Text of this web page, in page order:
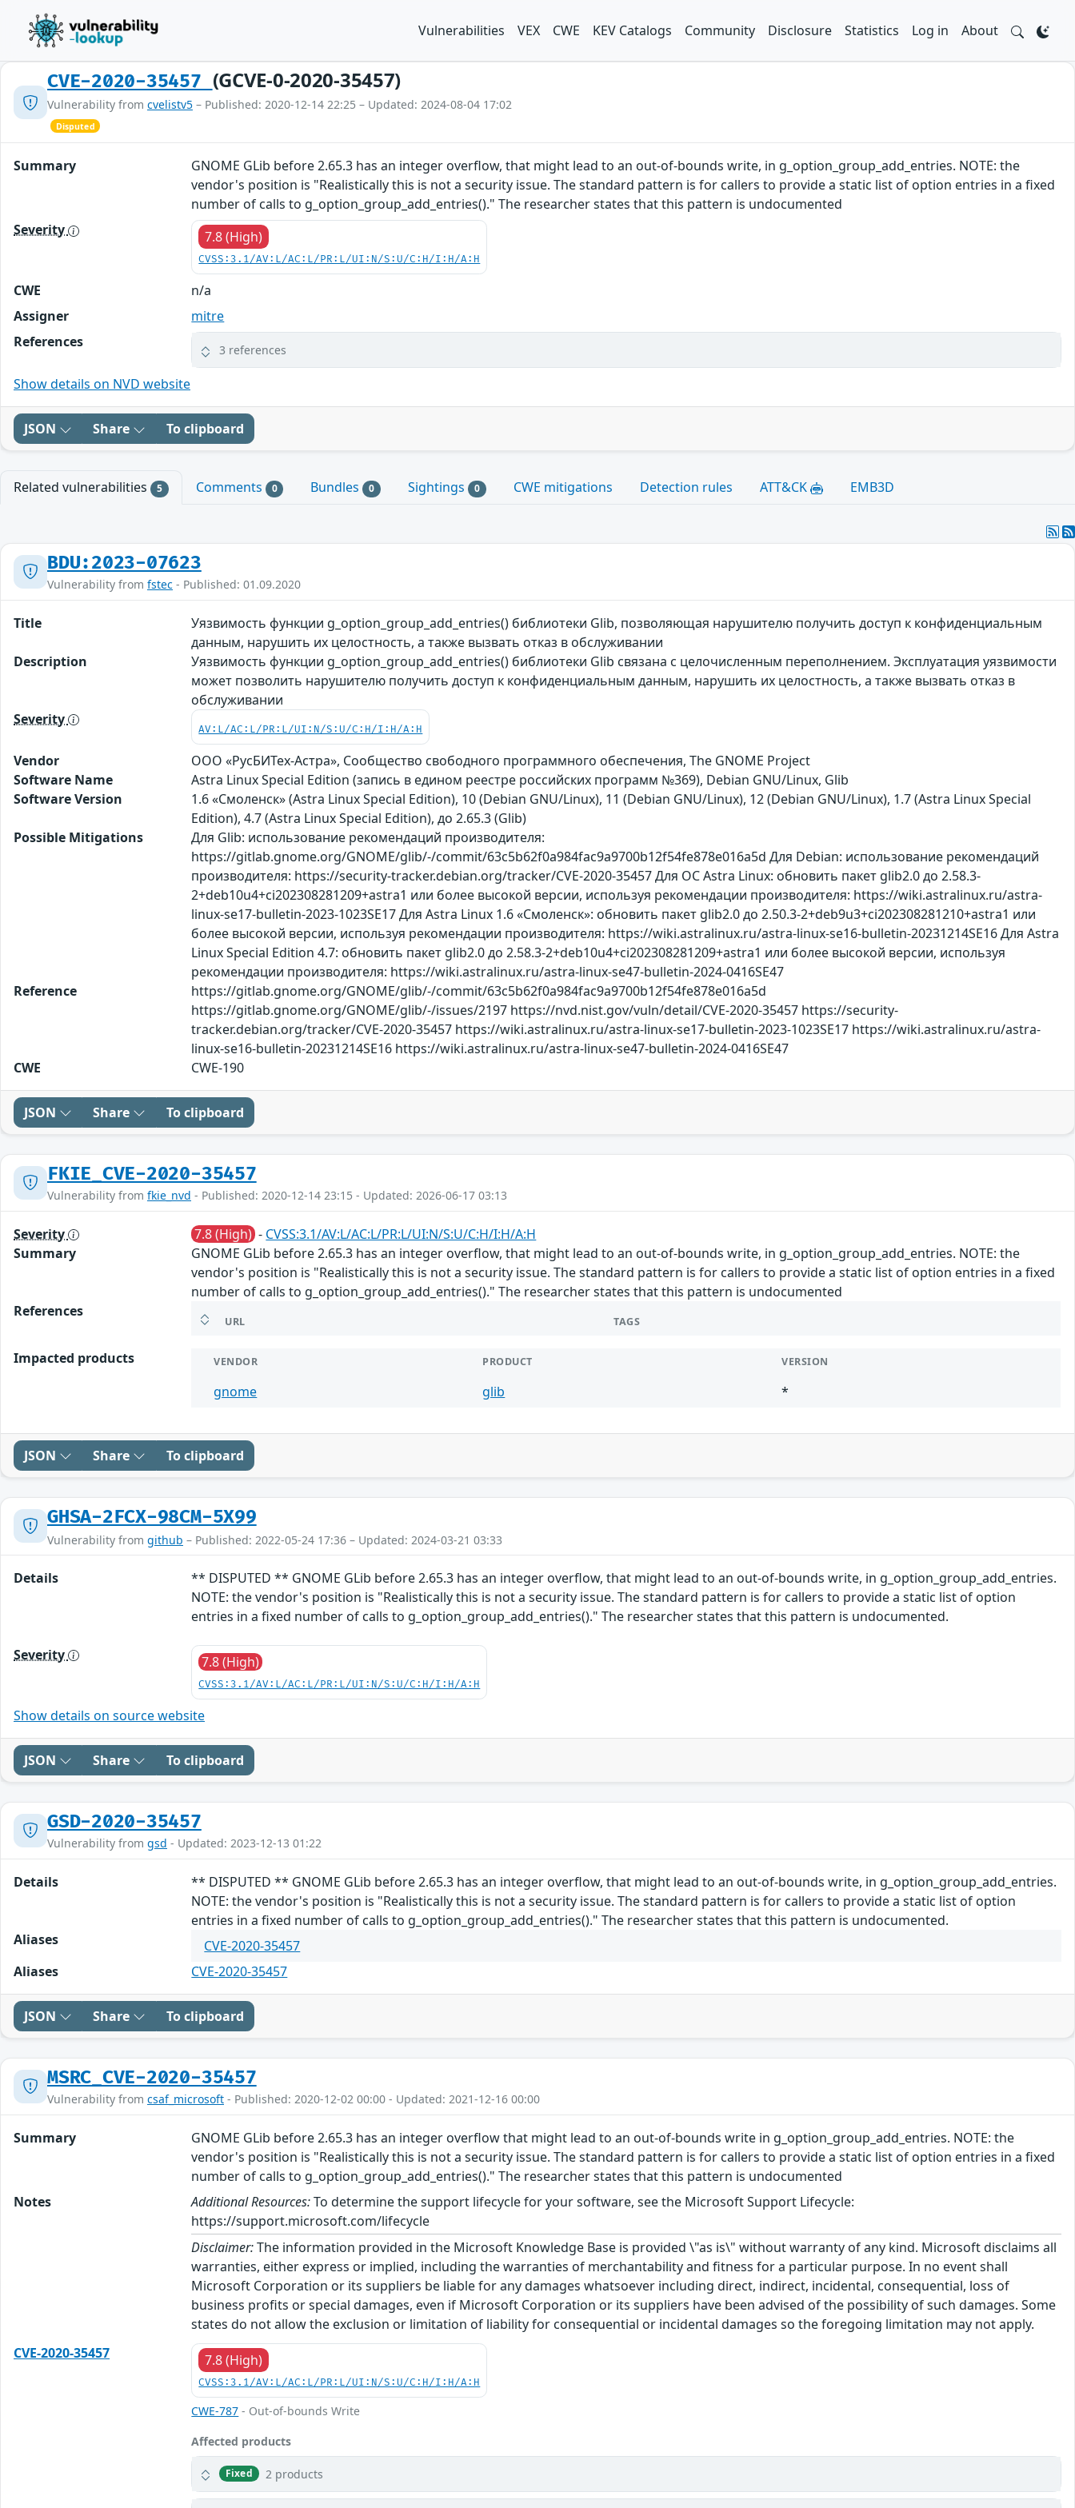
Vulnerabilities VEX CWE KEV Catalogs Community Disclosure Statistics Log in About
CVE-2020-35457 (GCVE-0-2020-35457)
Vulnerability from cvelistv5 – Published: 2020-12-14 22:25 – Updated: 2024-08-04 17:02
Disputed
Summary
GNOME GLib before 2.65.3 has an integer overflow, that might lead to an out-of-bounds write, in g_option_group_add_entries. NOTE: the
vendor's position is "Realistically this is not a security issue. The standard pattern is for callers to provide a static list of option entries in a fixed
number of calls to g_option_group_add_entries()." The researcher states that this pattern is undocumented
Severity
7.8 (High)
CVSS:3.1/AV:L/AC:L/PR:L/UI:N/S:U/C:H/I:H/A:H
CWE
n/a
Assigner
mitre
References
3 references
Show details on NVD website
JSON Share To clipboard
Related vulnerabilities 5 Comments 0 Bundles 0 Sightings 0 CWE mitigations Detection rules ATT&CK EMB3D
BDU:2023-07623
Vulnerability from fstec - Published: 01.09.2020
Title
Уязвимость функции g_option_group_add_entries() библиотеки Glib, позволяющая нарушителю получить доступ к конфиденциальным
данным, нарушить их целостность, а также вызвать отказ в обслуживании
Description
Уязвимость функции g_option_group_add_entries() библиотеки Glib связана с целочисленным переполнением. Эксплуатация уязвимости
может позволить нарушителю получить доступ к конфиденциальным данным, нарушить их целостность, а также вызвать отказ в
обслуживании
Severity
AV:L/AC:L/PR:L/UI:N/S:U/C:H/I:H/A:H
Vendor
ООО «РусБИТех-Астра», Сообщество свободного программного обеспечения, The GNOME Project
Software Name
Astra Linux Special Edition (запись в едином реестре российских программ №369), Debian GNU/Linux, Glib
Software Version
1.6 «Смоленск» (Astra Linux Special Edition), 10 (Debian GNU/Linux), 11 (Debian GNU/Linux), 12 (Debian GNU/Linux), 1.7 (Astra Linux Special
Edition), 4.7 (Astra Linux Special Edition), до 2.65.3 (Glib)
Possible Mitigations
Для Glib: использование рекомендаций производителя:
https://gitlab.gnome.org/GNOME/glib/-/commit/63c5b62f0a984fac9a9700b12f54fe878e016a5d Для Debian: использование рекомендаций
производителя: https://security-tracker.debian.org/tracker/CVE-2020-35457 Для ОС Astra Linux: обновить пакет glib2.0 до 2.58.3-
2+deb10u4+ci202308281209+astra1 или более высокой версии, используя рекомендации производителя: https://wiki.astralinux.ru/astra-
linux-se17-bulletin-2023-1023SE17 Для Astra Linux 1.6 «Смоленск»: обновить пакет glib2.0 до 2.50.3-2+deb9u3+ci202308281210+astra1 или
более высокой версии, используя рекомендации производителя: https://wiki.astralinux.ru/astra-linux-se16-bulletin-20231214SE16 Для Astra
Linux Special Edition 4.7: обновить пакет glib2.0 до 2.58.3-2+deb10u4+ci202308281209+astra1 или более высокой версии, используя
рекомендации производителя: https://wiki.astralinux.ru/astra-linux-se47-bulletin-2024-0416SE47
Reference
https://gitlab.gnome.org/GNOME/glib/-/commit/63c5b62f0a984fac9a9700b12f54fe878e016a5d
https://gitlab.gnome.org/GNOME/glib/-/issues/2197 https://nvd.nist.gov/vuln/detail/CVE-2020-35457 https://security-
tracker.debian.org/tracker/CVE-2020-35457 https://wiki.astralinux.ru/astra-linux-se17-bulletin-2023-1023SE17 https://wiki.astralinux.ru/astra-
linux-se16-bulletin-20231214SE16 https://wiki.astralinux.ru/astra-linux-se47-bulletin-2024-0416SE47
CWE
CWE-190
JSON Share To clipboard
FKIE_CVE-2020-35457
Vulnerability from fkie_nvd - Published: 2020-12-14 23:15 - Updated: 2026-06-17 03:13
Severity 7.8 (High) - CVSS:3.1/AV:L/AC:L/PR:L/UI:N/S:U/C:H/I:H/A:H
Summary
GNOME GLib before 2.65.3 has an integer overflow, that might lead to an out-of-bounds write, in g_option_group_add_entries. NOTE: the
vendor's position is "Realistically this is not a security issue. The standard pattern is for callers to provide a static list of option entries in a fixed
number of calls to g_option_group_add_entries()." The researcher states that this pattern is undocumented
References
URL TAGS
Impacted products VENDOR PRODUCT VERSION
gnome glib *
JSON Share To clipboard
GHSA-2FCX-98CM-5X99
Vulnerability from github – Published: 2022-05-24 17:36 – Updated: 2024-03-21 03:33
Details
** DISPUTED ** GNOME GLib before 2.65.3 has an integer overflow, that might lead to an out-of-bounds write, in g_option_group_add_entries.
NOTE: the vendor's position is "Realistically this is not a security issue. The standard pattern is for callers to provide a static list of option
entries in a fixed number of calls to g_option_group_add_entries()." The researcher states that this pattern is undocumented.
Severity 7.8 (High)
CVSS:3.1/AV:L/AC:L/PR:L/UI:N/S:U/C:H/I:H/A:H
Show details on source website
JSON Share To clipboard
GSD-2020-35457
Vulnerability from gsd - Updated: 2023-12-13 01:22
Details
** DISPUTED ** GNOME GLib before 2.65.3 has an integer overflow, that might lead to an out-of-bounds write, in g_option_group_add_entries.
NOTE: the vendor's position is "Realistically this is not a security issue. The standard pattern is for callers to provide a static list of option
entries in a fixed number of calls to g_option_group_add_entries()." The researcher states that this pattern is undocumented.
Aliases
CVE-2020-35457
Aliases
CVE-2020-35457
JSON Share To clipboard
MSRC_CVE-2020-35457
Vulnerability from csaf_microsoft - Published: 2020-12-02 00:00 - Updated: 2021-12-16 00:00
Summary
GNOME GLib before 2.65.3 has an integer overflow that might lead to an out-of-bounds write in g_option_group_add_entries. NOTE: the
vendor's position is "Realistically this is not a security issue. The standard pattern is for callers to provide a static list of option entries in a fixed
number of calls to g_option_group_add_entries()." The researcher states that this pattern is undocumented
Notes
Additional Resources:To determine the support lifecycle for your software, see the Microsoft Support Lifecycle:
https://support.microsoft.com/lifecycle
Disclaimer:The information provided in the Microsoft Knowledge Base is provided \"as is\" without warranty of any kind. Microsoft disclaims all
warranties, either express or implied, including the warranties of merchantability and fitness for a particular purpose. In no event shall
Microsoft Corporation or its suppliers be liable for any damages whatsoever including direct, indirect, incidental, consequential, loss of
business profits or special damages, even if Microsoft Corporation or its suppliers have been advised of the possibility of such damages. Some
states do not allow the exclusion or limitation of liability for consequential or incidental damages so the foregoing limitation may not apply.
CVE-2020-35457
7.8 (High)
CVSS:3.1/AV:L/AC:L/PR:L/UI:N/S:U/C:H/I:H/A:H
CWE-787 - Out-of-bounds Write
Affected products
Fixed 2 products